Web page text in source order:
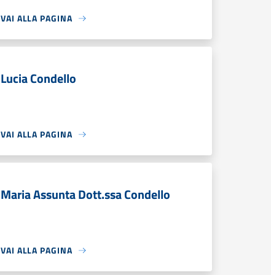
VAI ALLA PAGINA
Lucia Condello
VAI ALLA PAGINA
Maria Assunta Dott.ssa Condello
VAI ALLA PAGINA